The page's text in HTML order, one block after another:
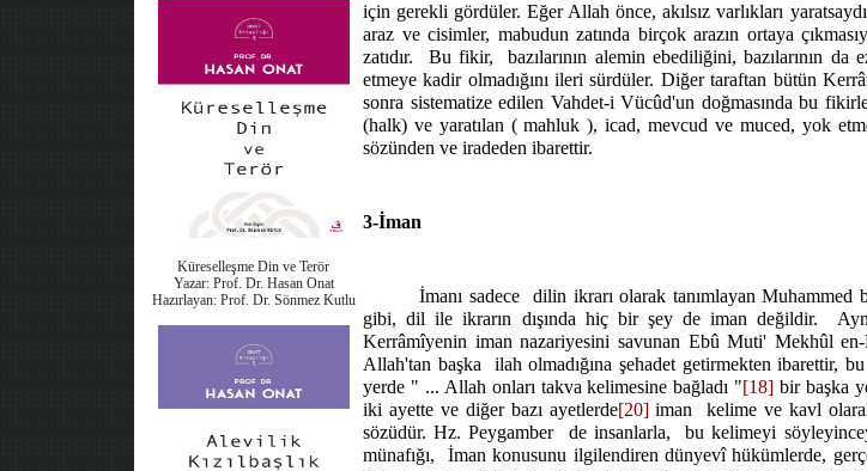
Küreselleşme Din ve Terör
Yazar: Prof. Dr. Hasan Onat
Hazırlayan: Prof. Dr. Sönmez Kutlu
için gerekli gördüler. Eğer Allah önce, akılsız varlıkları
araz ve cisimler, mabudun zatında birçok arazın ortaya
zatıdır.
Bu fikir,
bazılarının alemin ebediliğini, bazılarının
etmeye kadir olmadığını ileri sürdüler. Diğer taraftan bütün
sonra sistematize edilen Vahdet-i Vücûd'un doğmasında bu
(halk) ve yaratılan ( mahluk ), icad, mevcud ve muced, yok
sözünden ve iradeden ibarettir.
3-İman
İmanı sadece dilin ikrarı olarak tanımlayan Muhammed
gibi, dil ile ikrarın dışında hiç bir şey de iman değildir.
Kerrâmîyenin iman nazariyesini savunan Ebû Muti' Mekhûl
Allah'tan başka
ilah olmadığına şehadet getirmekten ibarettir,
yerde " ... Allah onları takva kelimesine bağladı "[18] bir başka
iki ayette ve diğer bazı ayetlerde[20]iman
kelime ve kavl
sözüdür. Hz. Peygamber
de insanlarla, bu kelimeyi
münafığı,
İman konusunu ilgilendiren dünyevî hükümlerde,